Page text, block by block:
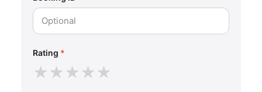
Rating *
★★★★★